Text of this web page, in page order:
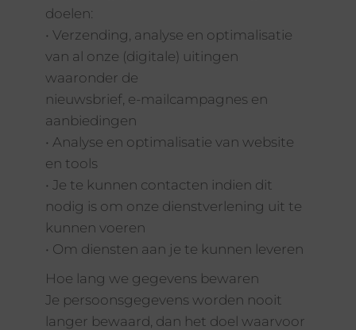
doelen:
• Verzending, analyse en optimalisatie
van al onze (digitale) uitingen
waaronder de
nieuwsbrief, e-mailcampagnes en
aanbiedingen
• Analyse en optimalisatie van website
en tools
• Je te kunnen contacten indien dit
nodig is om onze dienstverlening uit te
kunnen voeren
• Om diensten aan je te kunnen leveren
Hoe lang we gegevens bewaren
Je persoonsgegevens worden nooit
langer bewaard, dan het doel waarvoor